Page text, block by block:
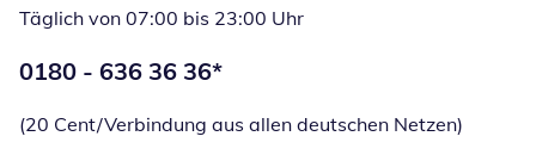
Täglich von 07:00 bis 23:00 Uhr
Telefonnummer:
0180 - 636 36 36*
(20 Cent/Verbindung aus allen deutschen Netzen)